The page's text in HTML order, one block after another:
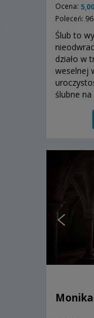
Ocena:
Poleceń: 96
Ślub to
działo w
weselnej
ślubne
i Wasze